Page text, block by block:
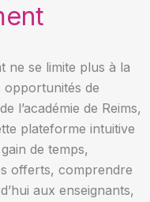
ne se limite plus à la
opportunités de
l’académie de Reims,
plateforme intuitive
de temps,
offerts, comprendre
aux enseignants,